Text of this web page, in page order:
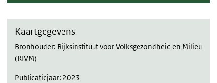
Kaartgegevens
Bronhouder: Rijksinstituut voor Volksgezondheid en Milieu
(RIVM)
Publicatiejaar: 2023